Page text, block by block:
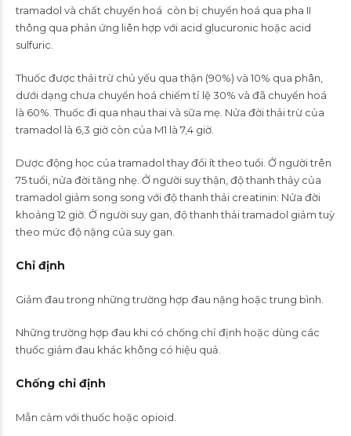
tramadol và chất chuyển hoá còn bị chuyển hoá qua pha II
thông qua phản ứng liên hợp với acid glucuronic hoặc acid
sulfuric.
Thuốc được thải trừ chủ yếu qua thận (90%) và 10% qua phân,
dưới dạng chưa chuyển hoá chiếm tỉ lệ 30% và đã chuyển hoá
là 60%. Thuốc đi qua nhau thai và sữa mẹ. Nửa đời thải trừ của
tramadol là 6,3 giờ còn của M1 là 7,4 giờ.
Dược động học của tramadol thay đổi ít theo tuổi. Ở người trên
75 tuổi, nửa đời tăng nhẹ. Ở người suy thận, độ thanh thảy của
tramadol giảm song song với độ thanh thải creatinin: Nửa đời
khoảng 12 giờ. Ở người suy gan, độ thanh thải tramadol giảm tuỳ
theo mức độ nặng của suy gan.
Chỉ định
Giảm đau trong những trường hợp đau nặng hoặc trung bình.
Những trường hợp đau khi có chống chỉ định hoặc dùng các
thuốc giảm đau khác không có hiệu quả.
Chống chỉ định
Mẫn cảm với thuốc hoặc opioid.